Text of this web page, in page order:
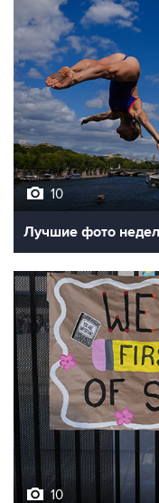
10
Лучшие фото
10